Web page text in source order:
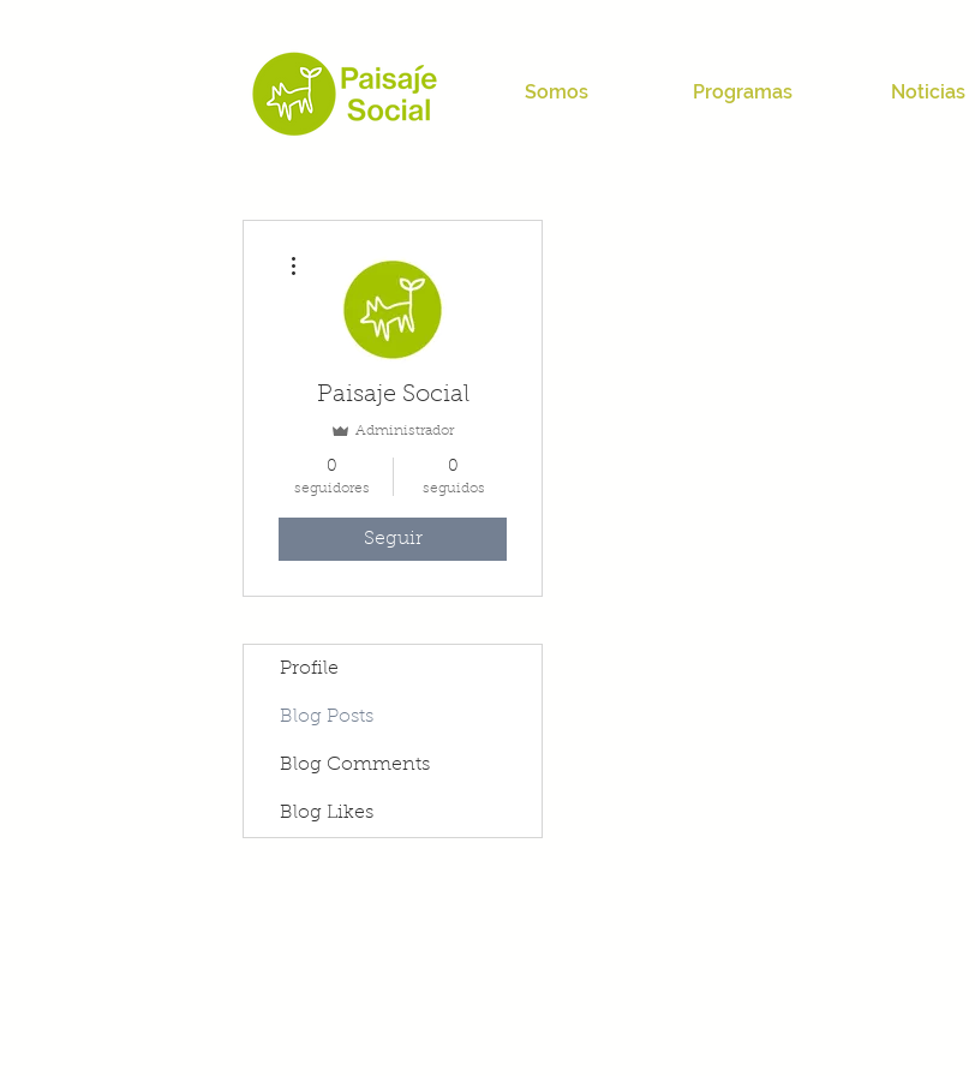
Somos Programas Noticias
Paisaje Social
Administrador
0
seguidores
0
seguidos
Seguir
Profile
Blog Posts
Blog Comments
Blog Likes